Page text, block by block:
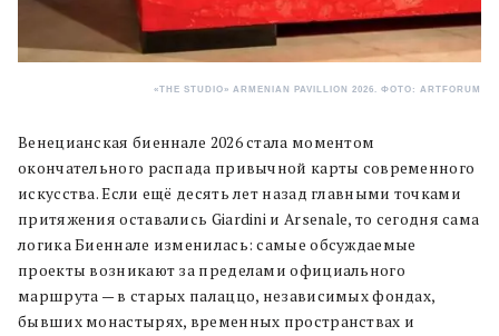
«THE STUDIO» ARMENIAN PAVILLION 2026. ФОТО: ARTFORUM
Венецианская биеннале 2026 стала моментом
окончательного распада привычной карты современного
искусства. Если ещё десять лет назад главными точками
притяжения оставались Giardini и Arsenale, то сегодня сама
логика Биеннале изменилась: самые обсуждаемые
проекты возникают за пределами официального
маршрута — в старых палаццо, независимых фондах,
бывших монастырях, временных пространствах и